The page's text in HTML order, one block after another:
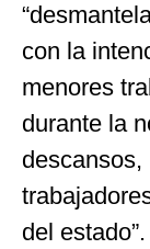
con la
menores
durante la
del estado”.